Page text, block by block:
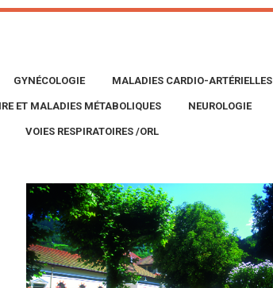
GYNÉCOLOGIE MALADIES CARDIO-ARTÉRIELLES
ET MALADIES MÉTABOLIQUES NEUROLOGIE
VOIES RESPIRATOIRES /ORL
Allevard – Thermes d’Allevard